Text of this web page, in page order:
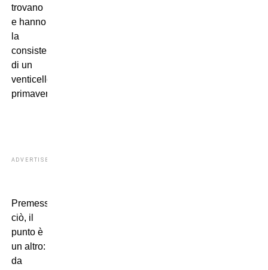
trovano
e hanno
la
consistenza
di un
venticello
primaverile.
ADVERTISEMENT
Premesso
ciò, il
punto è
un altro:
da